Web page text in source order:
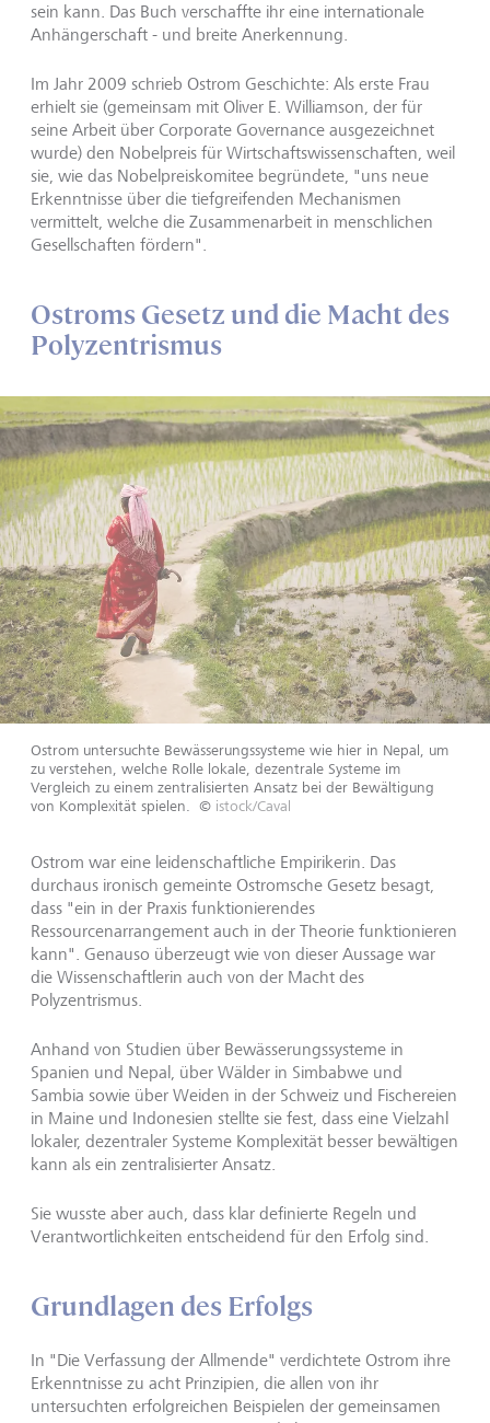
sein kann. Das Buch verschaffte ihr eine internationale
Anhängerschaft - und breite Anerkennung.
Im Jahr 2009 schrieb Ostrom Geschichte: Als erste Frau
erhielt sie (gemeinsam mit Oliver E. Williamson, der für
seine Arbeit über Corporate Governance ausgezeichnet
wurde) den Nobelpreis für Wirtschaftswissenschaften, weil
sie, wie das Nobelpreiskomitee begründete, "uns neue
Erkenntnisse über die tiefgreifenden Mechanismen
vermittelt, welche die Zusammenarbeit in menschlichen
Gesellschaften fördern".
Ostroms Gesetz und die Macht des
Polyzentrismus
Ostrom untersuchte Bewässerungssysteme wie hier in Nepal, um
zu verstehen, welche Rolle lokale, dezentrale Systeme im
Vergleich zu einem zentralisierten Ansatz bei der Bewältigung
von Komplexität spielen.
© istock/Caval
Ostrom war eine leidenschaftliche Empirikerin. Das
durchaus ironisch gemeinte Ostromsche Gesetz besagt,
dass "ein in der Praxis funktionierendes
Ressourcenarrangement auch in der Theorie funktionieren
kann". Genauso überzeugt wie von dieser Aussage war
die Wissenschaftlerin auch von der Macht des
Polyzentrismus.
Anhand von Studien über Bewässerungssysteme in
Spanien und Nepal, über Wälder in Simbabwe und
Sambia sowie über Weiden in der Schweiz und Fischereien
in Maine und Indonesien stellte sie fest, dass eine Vielzahl
lokaler, dezentraler Systeme Komplexität besser bewältigen
kann als ein zentralisierter Ansatz.
Sie wusste aber auch, dass klar definierte Regeln und
Verantwortlichkeiten entscheidend für den Erfolg sind.
Grundlagen des Erfolgs
In "Die Verfassung der Allmende" verdichtete Ostrom ihre
Erkenntnisse zu acht Prinzipien, die allen von ihr
untersuchten erfolgreichen Beispielen der gemeinsamen